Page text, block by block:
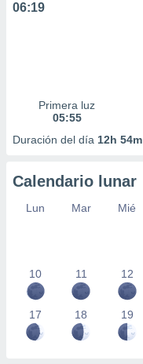
06:19
Primera luz
05:55
Duración del día 12h 54m
Calendario lunar
Lun Mar Mié
10 11 12
17 18 19